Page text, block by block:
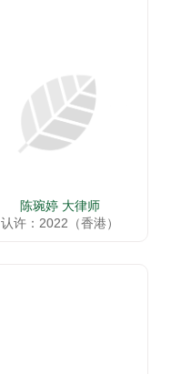
陈琬婷 大律师
认许：2022（香港）